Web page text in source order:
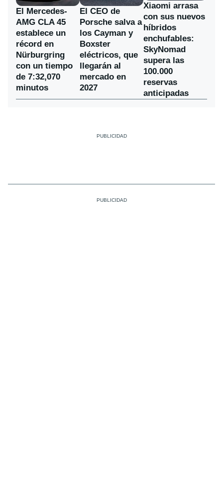
El Mercedes-
AMG CLA 45
establece un
récord en
Nürburgring
con un tiempo
de 7:32,070
minutos
El CEO de
Porsche salva a
los Cayman y
Boxster
eléctricos, que
llegarán al
mercado en
2027
Xiaomi arrasa
con sus nuevos
híbridos
enchufables:
SkyNomad
supera las
100.000
reservas
anticipadas